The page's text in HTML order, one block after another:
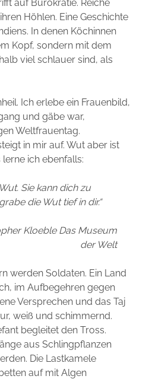
auf Bürokratie. Reiche
Höhlen. Eine Geschichte
In denen Köchinnen
Kopf, sondern mit dem
viel schlauer sind, als
Ich erlebe ein Frauenbild,
und gäbe war,
Weltfrauentag.
in mir auf. Wut aber ist
ich ebenfalls:
Sie kann dich zu
die Wut tief in dir.“
Kloeble Das Museum
der Welt
werden Soldaten. Ein Land
im Aufbegehren gegen
Versprechen und das Taj
weiß und schimmernd.
begleitet den Tross.
aus Schlingpflanzen
Die Lastkamele
auf mit Algen